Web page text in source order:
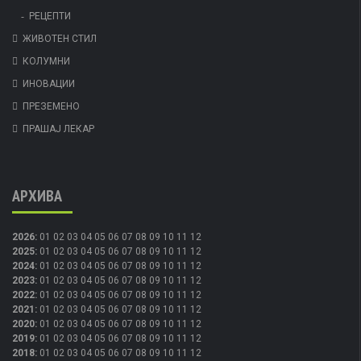
РЕЦЕПТИ
ЖИВОТЕН СТИЛ
КОЛУМНИ
ИНОВАЦИИ
ПРЕЗЕМЕНО
ПРАШАЈ ЛЕКАР
АРХИВА
2026: 01 02 03 04 05 06 07 08 09 10 11 12
2025: 01 02 03 04 05 06 07 08 09 10 11 12
2024: 01 02 03 04 05 06 07 08 09 10 11 12
2023: 01 02 03 04 05 06 07 08 09 10 11 12
2022: 01 02 03 04 05 06 07 08 09 10 11 12
2021 : 01 02 03 04 05 06 07 08 09 10 11 12
2020: 01 02 03 04 05 06 07 08 09 10 11 12
2019: 01 02 03 04 05 06 07 08 09 10 11 12
2018: 01 02 03 04 05 06 07 08 09 10 11 12